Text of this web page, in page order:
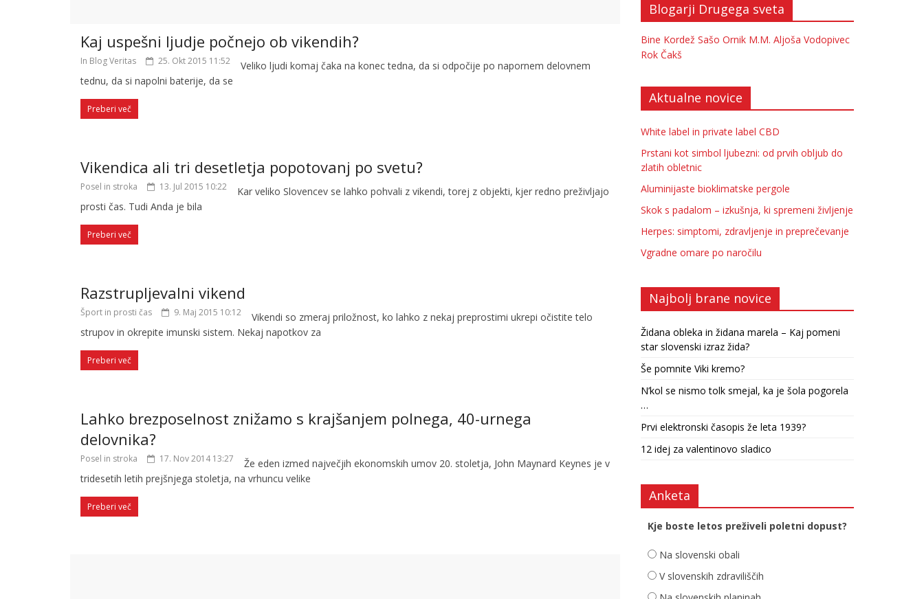
Kaj uspešni ljudje počnejo ob vikendih?
In Blog Veritas 25. Okt 2015 11:52
Veliko ljudi komaj čaka na konec tedna, da si odpočije po napornem delovnem
tednu, da si napolni baterije, da se
Preberi več
Vikendica ali tri desetletja popotovanj po svetu?
Posel in stroka 13. Jul 2015 10:22
Kar veliko Slovencev se lahko pohvali z vikendi, torej z objekti, kjer redno preživljajo
prosti čas. Tudi Anda je bila
Preberi več
Razstrupljevalni vikend
Šport in prosti čas 9. Maj 2015 10:12
Vikendi so zmeraj priložnost, ko lahko z nekaj preprostimi ukrepi očistite telo
strupov in okrepite imunski sistem. Nekaj napotkov za
Preberi več
Lahko brezposelnost znižamo s krajšanjem polnega, 40-urnega
delovnika?
Posel in stroka 17. Nov 2014 13:27
Že eden izmed največjih ekonomskih umov 20. stoletja, John Maynard Keynes je v
tridesetih letih prejšnjega stoletja, na vrhuncu velike
Preberi več
Blogarji Drugega sveta
Bine Kordež Sašo Ornik M.M. Aljoša Vodopivec
Rok Čakš
Aktualne novice
White label in private label CBD
Prstani kot simbol ljubezni: od prvih obljub do
zlatih obletnic
Aluminijaste bioklimatske pergole
Skok s padalom – izkušnja, ki spremeni življenje
Herpes: simptomi, zdravljenje in preprečevanje
Vgradne omare po naročilu
Najbolj brane novice
Židana obleka in židana marela – Kaj pomeni
star slovenski izraz žida?
Še pomnite Viki kremo?
N’kol se nismo tolk smejal, ka je šola pogorela
…
Prvi elektronski časopis že leta 1939?
12 idej za valentinovo sladico
Anketa
Kje boste letos preživeli poletni dopust?
Na slovenski obali
V slovenskih zdraviliščih